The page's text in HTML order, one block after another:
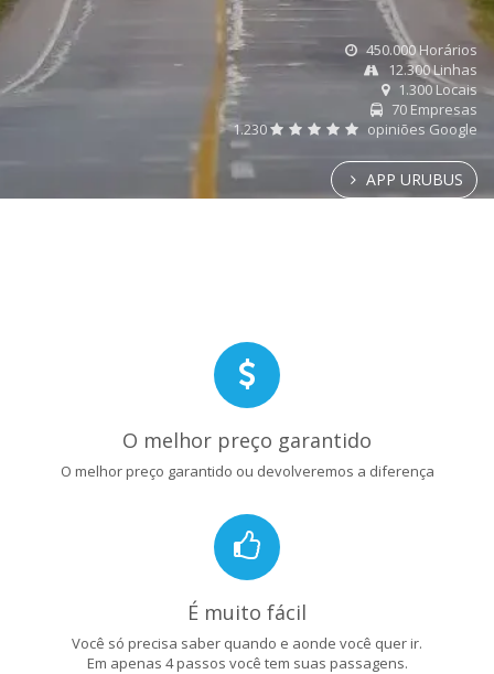
450.000 Horários
12.300 Linhas
1.300 Locais
70 Empresas
1.230
opiniões Google
APP URUBUS
O melhor preço garantido
O melhor preço garantido ou devolveremos a diferença
É muito fácil
Você só precisa saber quando e aonde você quer ir.
Em apenas 4 passos você tem suas passagens.